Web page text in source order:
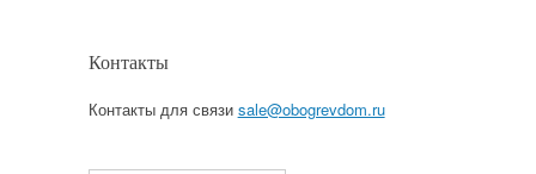
Контакты
Контакты для связи sale@obogrevdom.ru